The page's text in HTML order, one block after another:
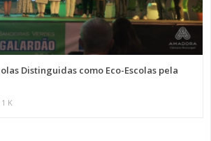
Distinguidas como Eco-Escolas pela
1 K